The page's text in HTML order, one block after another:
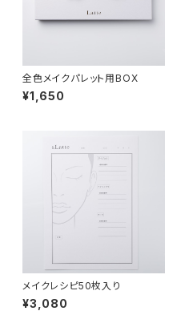
全色メイクパレット用BOX
¥1,650
メイクレシピ50枚入り
¥3,080